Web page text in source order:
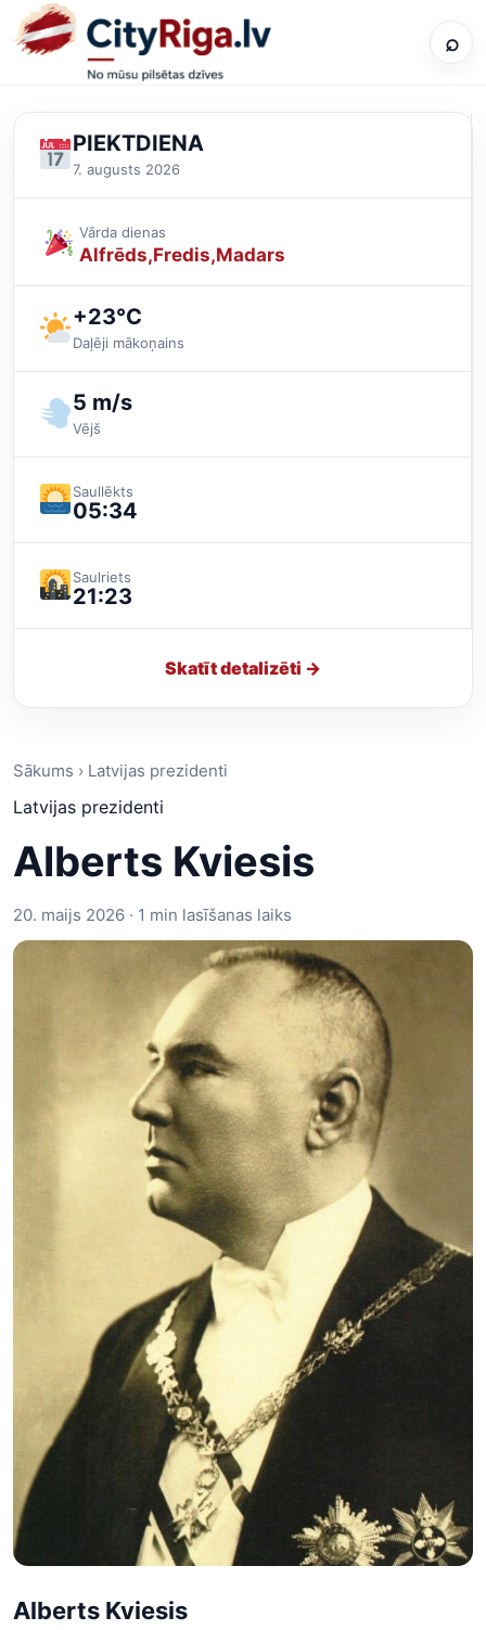
⌕
PIEKTDIENA
7. augusts 2026
Vārda dienas
Alfrēds Fredis Madars
+23°C
Daļēji mākoņains
5 m/s
Vējš
Saullēkts
05:34
Saulriets
21:23
Skatīt detalizēti →
Sākums › Latvijas prezidenti
Latvijas prezidenti
Alberts Kviesis
20. maijs 2026 · 1 min lasīšanas laiks
Alberts Kviesis